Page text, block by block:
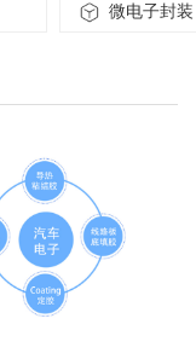
微电子封装